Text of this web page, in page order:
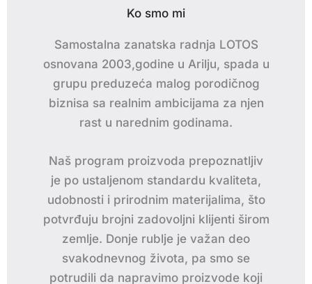
Ko smo mi
Samostalna zanatska radnja LOTOS
osnovana 2003,godine u Arilju, spada u
grupu preduzeća malog porodičnog
biznisa sa realnim ambicijama za njen
rast u narednim godinama.
Naš program proizvoda prepoznatljiv
je po ustaljenom standardu kvaliteta,
udobnosti i prirodnim materijalima, što
potvrđuju brojni zadovoljni klijenti širom
zemlje. Donje rublje je važan deo
svakodnevnog života, pa smo se
potrudili da napravimo proizvode koji